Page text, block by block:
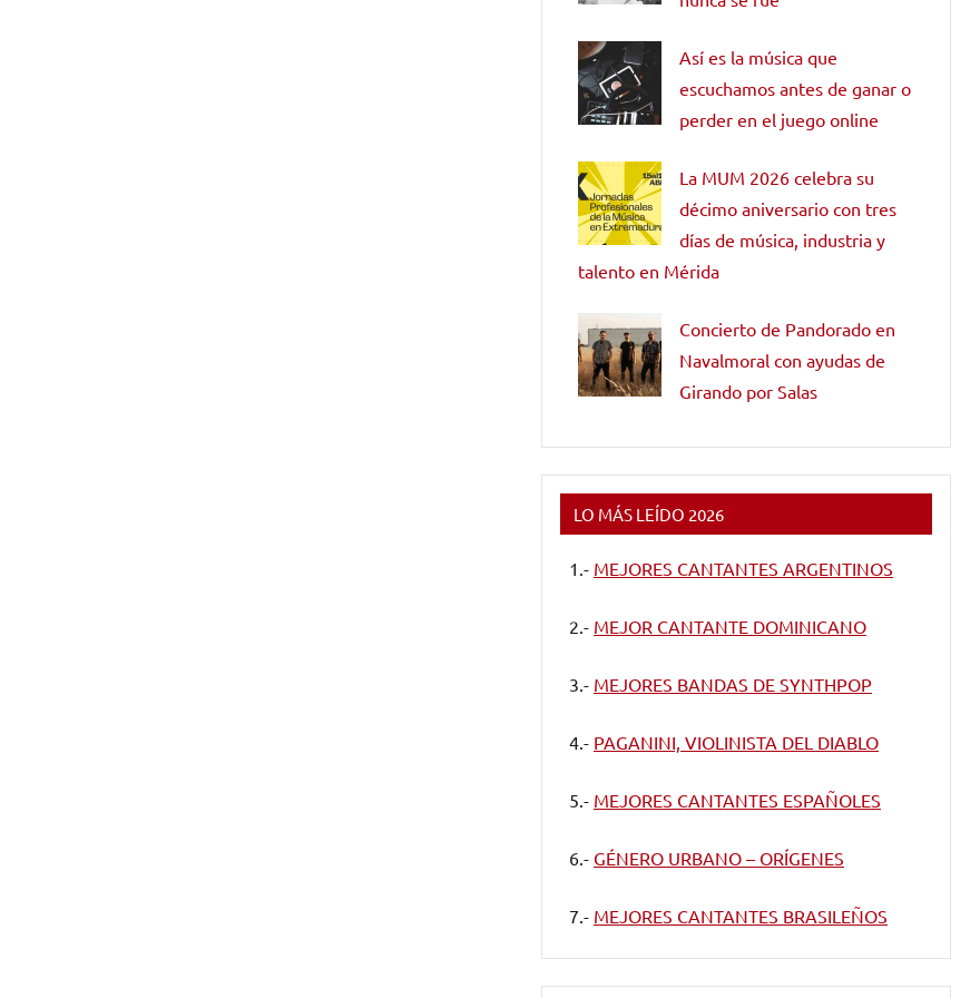
Así es la música que
escuchamos antes de ganar o
perder en el juego online
La MUM 2026 celebra su
décimo aniversario con tres
días de música, industria y
talento en Mérida
Concierto de Pandorado en
Navalmoral con ayudas de
Girando por Salas
LO MÁS LEÍDO 2026
1.- MEJORES CANTANTES ARGENTINOS
2.- MEJOR CANTANTE DOMINICANO
3.- MEJORES BANDAS DE SYNTHPOP
4.- PAGANINI, VIOLINISTA DEL DIABLO
5.- MEJORES CANTANTES ESPAÑOLES
6.- GÉNERO URBANO – ORÍGENES
7.- MEJORES CANTANTES BRASILEÑOS